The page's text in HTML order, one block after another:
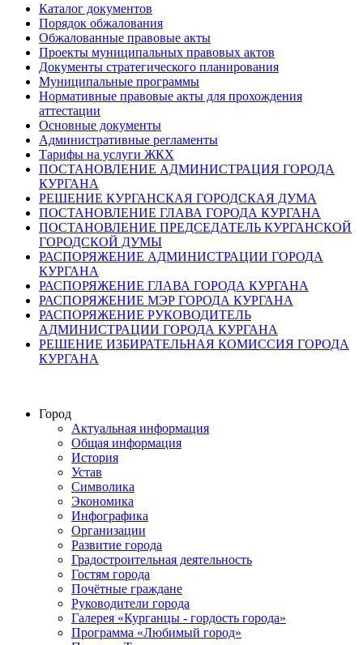
Каталог документов
Порядок обжалования
Обжалованные правовые акты
Проекты муниципальных правовых актов
Документы стратегического планирования
Муниципальные программы
Нормативные правовые акты для прохождения
аттестации
Основные документы
Административные регламенты
Тарифы на услуги ЖКХ
ПОСТАНОВЛЕНИЕ АДМИНИСТРАЦИЯ ГОРОДА
КУРГАНА
РЕШЕНИЕ КУРГАНСКАЯ ГОРОДСКАЯ ДУМА
ПОСТАНОВЛЕНИЕ ГЛАВА ГОРОДА КУРГАНА
ПОСТАНОВЛЕНИЕ ПРЕДСЕДАТЕЛЬ КУРГАНСКОЙ
ГОРОДСКОЙ ДУМЫ
РАСПОРЯЖЕНИЕ АДМИНИСТРАЦИИ ГОРОДА
КУРГАНА
РАСПОРЯЖЕНИЕ ГЛАВА ГОРОДА КУРГАНА
РАСПОРЯЖЕНИЕ МЭР ГОРОДА КУРГАНА
РАСПОРЯЖЕНИЕ РУКОВОДИТЕЛЬ
АДМИНИСТРАЦИИ ГОРОДА КУРГАНА
РЕШЕНИЕ ИЗБИРАТЕЛЬНАЯ КОМИССИЯ ГОРОДА
КУРГАНА
Город
Актуальная информация
Общая информация
История
Устав
Символика
Экономика
Инфографика
Организации
Развитие города
Градостроительная деятельность
Гостям города
Почётные граждане
Руководители города
Галерея «Курганцы - гордость города»
Программа «Любимый город»